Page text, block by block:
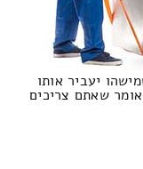
יעביר אותו
שאתם צריכים